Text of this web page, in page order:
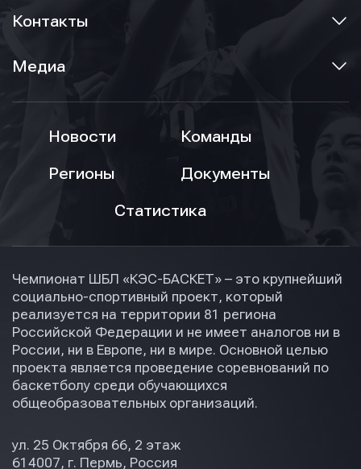
Контакты
Медиа
Новости
Команды
Регионы
Документы
Статистика
Чемпионат ШБЛ «КЭС-БАСКЕТ» – это крупнейший
социально-спортивный проект, который
реализуется на территории 81 региона
Российской Федерации и не имеет аналогов ни в
России, ни в Европе, ни в мире. Основной целью
проекта является проведение соревнований по
баскетболу среди обучающихся
общеобразовательных организаций.
ул. 25 Октября 66, 2 этаж
614007, г. Пермь, Россия